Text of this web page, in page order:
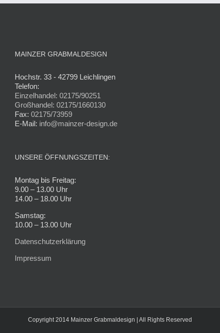
MAINZER GRABMALDESIGN
Hochstr. 33 - 42799 Leichlingen
Telefon:
Einzelhandel: 02175/90251
Großhandel: 02175/1660130
Fax: 02175/73959
E-Mail: info@mainzer-design.de
UNSERE ÖFFNUNGSZEITEN:
Montag bis Freitag:
9.00 – 13.00 Uhr
14.00 – 18.00 Uhr
Samstag:
10.00 – 13.00 Uhr
Datenschutzerklärung
Impressum
Copyright 2014 Mainzer Grabmaldesign | All Rights Reserved